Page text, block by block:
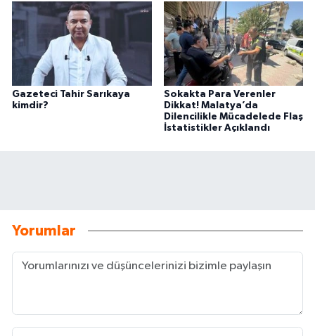
Gazeteci Tahir Sarıkaya
kimdir?
Sokakta Para Verenler
Dikkat! Malatya’da
Dilencilikle Mücadelede Flaş
İstatistikler Açıklandı
Yorumlar